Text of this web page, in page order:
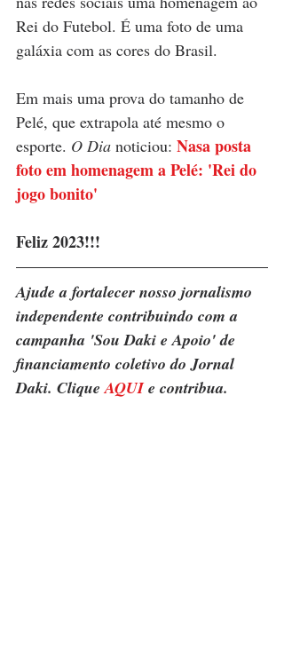
Rei do Futebol. É uma foto de uma
galáxia com as cores do Brasil.
Em mais uma prova do tamanho de
Pelé, que extrapola até mesmo o
esporte. O Dia noticiou: Nasa posta
foto em homenagem a Pelé: 'Rei do
jogo bonito'
Feliz 2023!!!
Ajude a fortalecer nosso jornalismo
independente contribuindo com a
campanha 'Sou Daki e Apoio' de
financiamento coletivo do Jornal
Daki. Clique AQUI e contribua.